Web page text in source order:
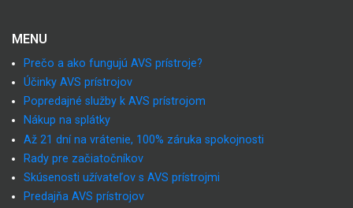
MENU
Prečo a ako fungujú AVS prístroje?
Účinky AVS prístrojov
Popredajné služby k AVS prístrojom
Nákup na splátky
Až 21 dní na vrátenie, 100% záruka spokojnosti
Rady pre začiatočníkov
Skúsenosti užívateľov s AVS prístrojmi
Predajňa AVS prístrojov